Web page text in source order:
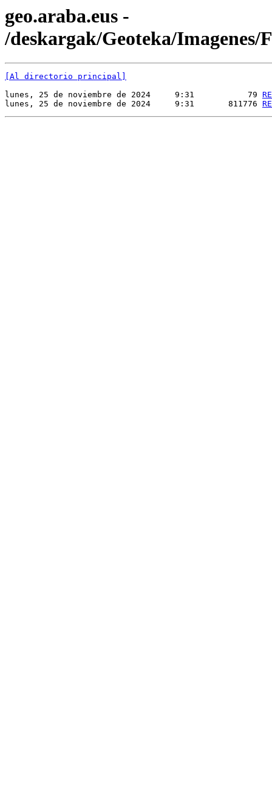
geo.araba.eus -
/deskargak/Geoteka/Imagenes/
[Al directorio principal]
lunes, 25 de noviembre de 2024     9:31           79
lunes, 25 de noviembre de 2024     9:31       811776